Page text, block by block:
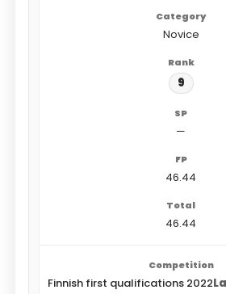
Novice
9
—
46.44
46.44
Finnish first qualifications 2022